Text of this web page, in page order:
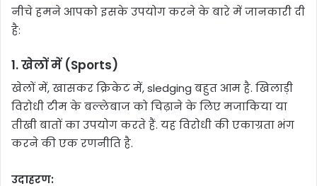
नीचे हमने आपको इसके उपयोग करने के बारे में जानकारी दी
है:
1.खेलों में (Sports)
खेलों में, खासकर क्रिकेट में, sledging बहुत आम है. खिलाड़ी
विरोधी टीम के बल्लेबाज को चिढ़ाने के लिए मजाकिया या
तीखी बातों का उपयोग करते हैं. यह विरोधी की एकाग्रता भंग
करने की एक रणनीति है.
उदाहरण: